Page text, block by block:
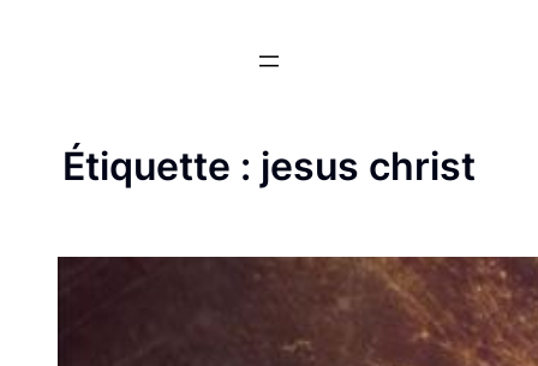
Étiquette : jesus christ